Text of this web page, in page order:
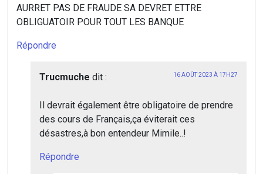
AURRET PAS DE FRAUDE SA DEVRET ETTRE
OBLIGUATOIR POUR TOUT LES BANQUE
Répondre
Trucmuche dit : 16 AOÛT 2023 À 17H27
Il devrait également être obligatoire de prendre
des cours de Français,ça éviterait ces
désastres,à bon entendeur Mimile..!
Répondre